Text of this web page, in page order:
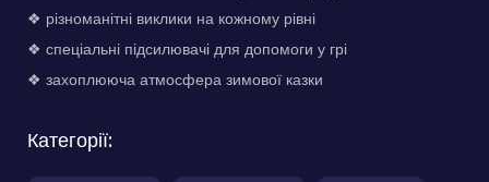
❖ різноманітні виклики на кожному рівні
❖ спеціальні підсилювачі для допомоги у грі
❖ захоплююча атмосфера зимової казки
Категорії: